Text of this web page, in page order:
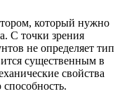
который нужно
С точки зрения
не определяет тип
существенным в
свойства